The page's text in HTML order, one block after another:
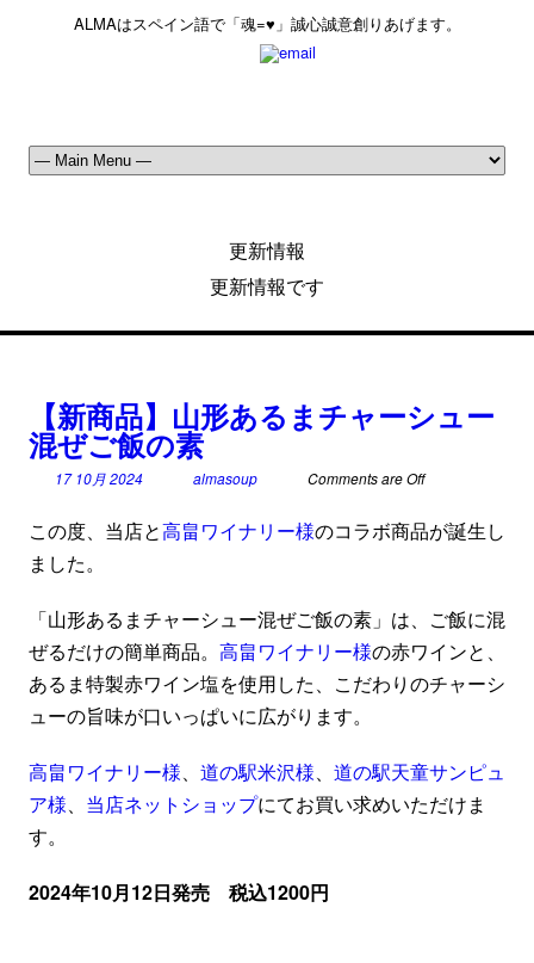
ALMAはスペイン語で「魂=♥」誠心誠意創りあげます。
更新情報
更新情報です
【新商品】山形あるまチャーシュー
混ぜご飯の素
17 10月 2024 almasoup Comments are Off
この度、当店と高畠ワイナリー様のコラボ商品が誕生し
ました。
「山形あるまチャーシュー混ぜご飯の素」は、ご飯に混
ぜるだけの簡単商品。 高畠ワイナリー様の赤ワインと、
あるま特製赤ワイン塩を使用した、こだわりのチャーシ
ューの旨味が口いっぱいに広がります。
高畠ワイナリー様、 道の駅米沢様、 道の駅天童サンピュ
ア様、 当店ネットショップにてお買い求めいただけま
す。
2024年10月12日発売 税込1200円